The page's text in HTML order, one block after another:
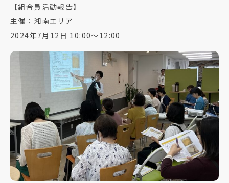
【組合員活動報告】
主催：湘南エリア
2024年7月12日 10:00～12:00